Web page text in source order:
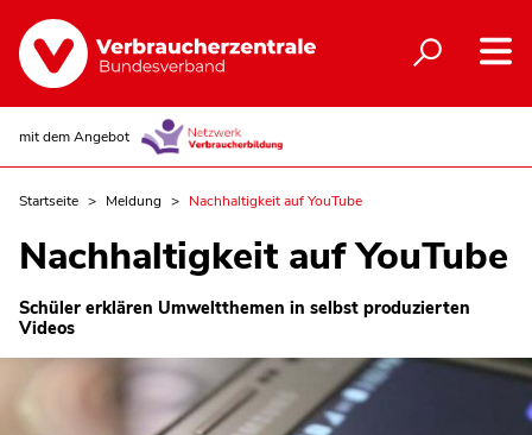
mit dem Angebot
Startseite Meldung Nachhaltigkeit auf YouTube
Nachhaltigkeit auf YouTube
Schüler erklären Umweltthemen in selbst produzierten
Videos